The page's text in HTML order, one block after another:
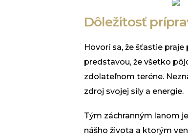
Dôležitosť
Hovorí sa, že šťastie
predstavou, že všetko
zdolateľnom teréne.
zdroj svojej sily a energie.
Tým záchranným lanom
nášho života a ktorým